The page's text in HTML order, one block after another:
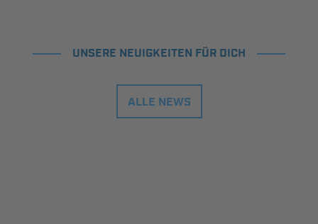
UNSERE NEUIGKEITEN FÜR DICH
ALLE NEWS